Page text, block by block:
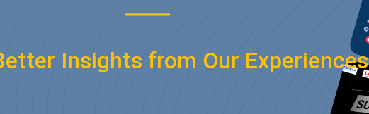
Insights from Our Experiences